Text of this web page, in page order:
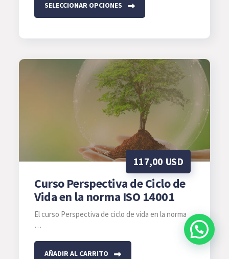
SELECCIONAR OPCIONES
Este
tiene
página
de
Curso Perspectiva de Ciclo de
Vida en la norma ISO 14001
117,00 USD
El curso Perspectiva de ciclo de vida en la norma
…
AÑADIR AL CARRITO